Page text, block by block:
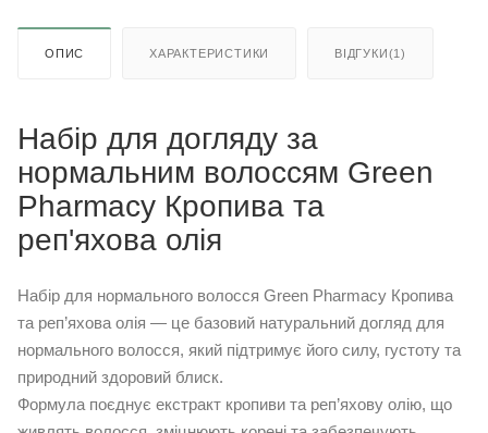
ОПИС ХАРАКТЕРИСТИКИ ВІДГУКИ(1)
Набір для догляду за
нормальним волоссям Green
Pharmacy Кропива та
реп'яхова олія
Набір для нормального волосся Green Pharmacy Кропива
та реп’яхова олія — це базовий натуральний догляд для
нормального волосся, який підтримує його силу, густоту та
природний здоровий блиск.
Формула поєднує екстракт кропиви та реп’яхову олію, що